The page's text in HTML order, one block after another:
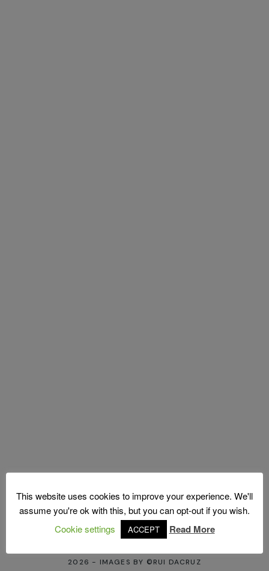
FOLLOW US ON INSTAGRAM
@RUI.DACRUZ
[instagram-feed]
2026 - IMAGES BY ©RUI DACRUZ
This website uses cookies to improve your experience. We'll
assume you're ok with this, but you can opt-out if you wish.
Cookie settings
ACCEPT Read More